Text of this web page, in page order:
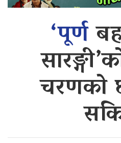
‘पूर्ण
चरणको